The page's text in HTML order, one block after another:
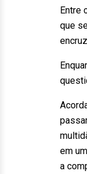
Entre
que
em
a